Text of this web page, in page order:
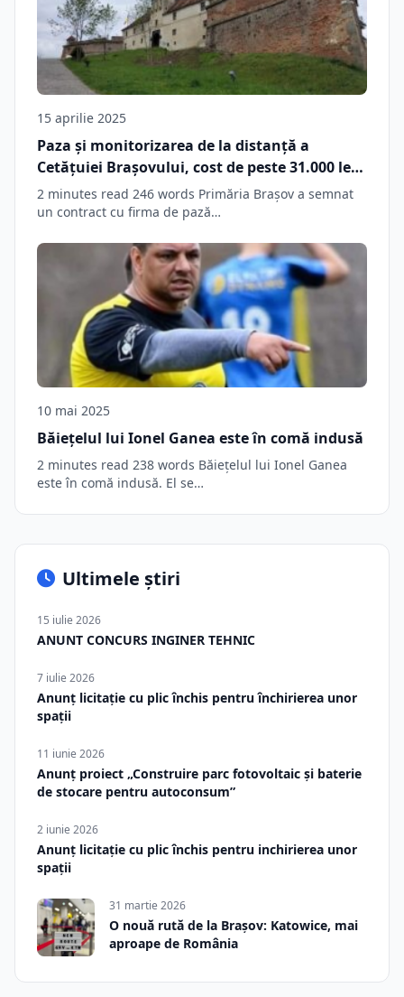
15 aprilie 2025
Paza și monitorizarea de la distanță a
Cetățuiei Brașovului, cost de peste 31.000 lei •
Administratie Biz Brasov
2 minutes read 246 words Primăria Brașov a semnat
un contract cu firma de pază…
10 mai 2025
Băiețelul lui Ionel Ganea este în comă indusă
2 minutes read 238 words Băiețelul lui Ionel Ganea
este în comă indusă. El se…
Ultimele știri
15 iulie 2026
ANUNT CONCURS INGINER TEHNIC
7 iulie 2026
Anunț licitație cu plic închis pentru închirierea unor
spații
11 iunie 2026
Anunț proiect „Construire parc fotovoltaic și baterie
de stocare pentru autoconsum”
2 iunie 2026
Anunț licitație cu plic închis pentru inchirierea unor
spații
31 martie 2026
O nouă rută de la Brașov: Katowice, mai
aproape de România